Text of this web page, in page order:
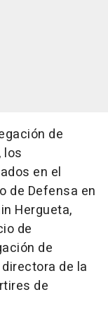
de
los
en el
de Defensa en
Hergueta,
de
de
de la
de